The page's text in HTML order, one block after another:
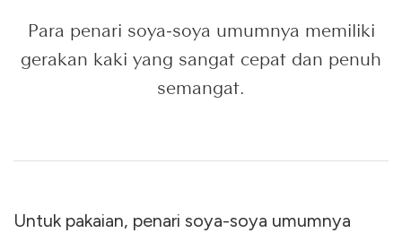
Para penari soya-soya umumnya memiliki
gerakan kaki yang sangat cepat dan penuh
semangat.
Untuk pakaian, penari soya-soya umumnya